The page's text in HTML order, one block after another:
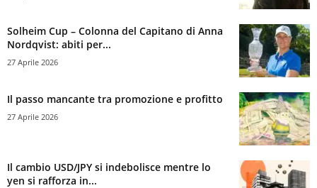
Solheim Cup – Colonna del Capitano di Anna
Nordqvist: abiti per...
27 Aprile 2026
Il passo mancante tra promozione e profitto
27 Aprile 2026
Il cambio USD/JPY si indebolisce mentre lo
yen si rafforza in...